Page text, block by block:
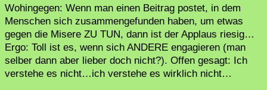
Wohingegen: Wenn man einen Beitrag postet, in dem
Menschen sich zusammengefunden haben, um etwas
gegen die Misere ZU TUN, dann ist der Applaus riesig…
Ergo: Toll ist es, wenn sich ANDERE engagieren (man
selber dann aber lieber doch nicht?). Offen gesagt: Ich
verstehe es nicht…ich verstehe es wirklich nicht…